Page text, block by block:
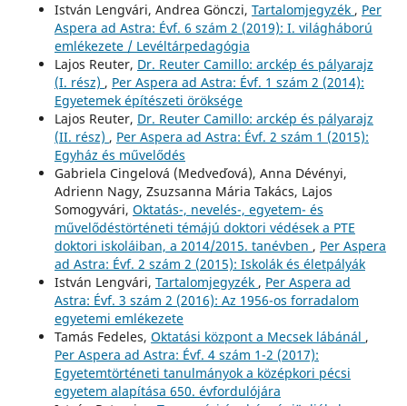
István Lengvári, Andrea Gönczi, Tartalomjegyzék , Per
Aspera ad Astra: Évf. 6 szám 2 (2019): I. világháború
emlékezete / Levéltárpedagógia
Lajos Reuter, Dr. Reuter Camillo: arckép és pályarajz
(I. rész) , Per Aspera ad Astra: Évf. 1 szám 2 (2014):
Egyetemek építészeti öröksége
Lajos Reuter, Dr. Reuter Camillo: arckép és pályarajz
(II. rész) , Per Aspera ad Astra: Évf. 2 szám 1 (2015):
Egyház és művelődés
Gabriela Cingelová (Medveďová), Anna Dévényi,
Adrienn Nagy, Zsuzsanna Mária Takács, Lajos
Somogyvári, Oktatás-, nevelés-, egyetem- és
művelődéstörténeti témájú doktori védések a PTE
doktori iskoláiban, a 2014/2015. tanévben , Per Aspera
ad Astra: Évf. 2 szám 2 (2015): Iskolák és életpályák
István Lengvári, Tartalomjegyzék , Per Aspera ad
Astra: Évf. 3 szám 2 (2016): Az 1956-os forradalom
egyetemi emlékezete
Tamás Fedeles, Oktatási központ a Mecsek lábánál ,
Per Aspera ad Astra: Évf. 4 szám 1-2 (2017):
Egyetemtörténeti tanulmányok a középkori pécsi
egyetem alapítása 650. évfordulójára